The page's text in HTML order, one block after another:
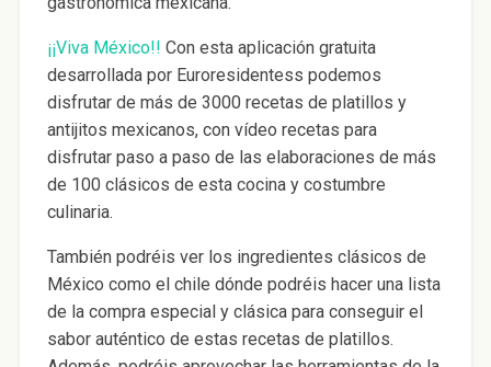
¡¡Viva México!! Con esta aplicación gratuita
desarrollada por Euroresidentess podemos
disfrutar de más de 3000 recetas de platillos y
antijitos mexicanos, con vídeo recetas para
disfrutar paso a paso de las elaboraciones de más
de 100 clásicos de esta cocina y costumbre
culinaria.
También podréis ver los ingredientes clásicos de
México como el chile dónde podréis hacer una lista
de la compra especial y clásica para conseguir el
sabor auténtico de estas recetas de platillos.